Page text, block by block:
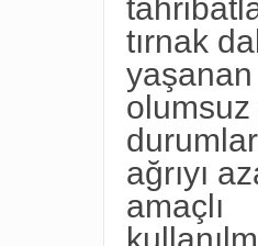
tırnak
yaşanan
olumsuz
ağrıyı
amaçlı